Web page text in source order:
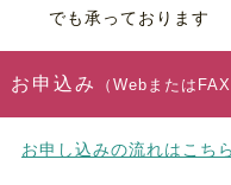
でも承っております
お申込み （WebまたはFAX
お申し込みの流れはこちら